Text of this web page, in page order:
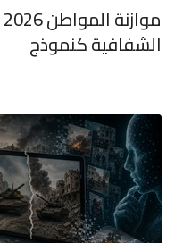
الشفافية كنموذج